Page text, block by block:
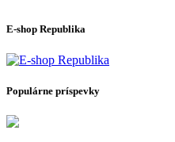
E-shop Republika
Populárne príspevky